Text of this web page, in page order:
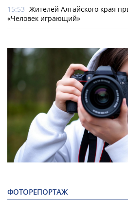
15:53 Жителей Алтайского края
«Человек играющий»
ФОТОРЕПОРТАЖ